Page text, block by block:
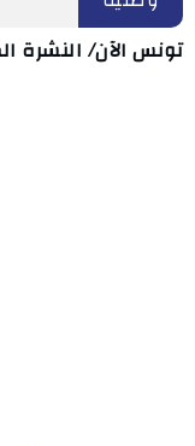
تونس الآن/ النشرة